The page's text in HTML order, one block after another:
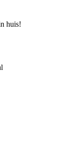
huis!